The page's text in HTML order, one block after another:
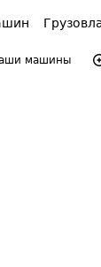
машины